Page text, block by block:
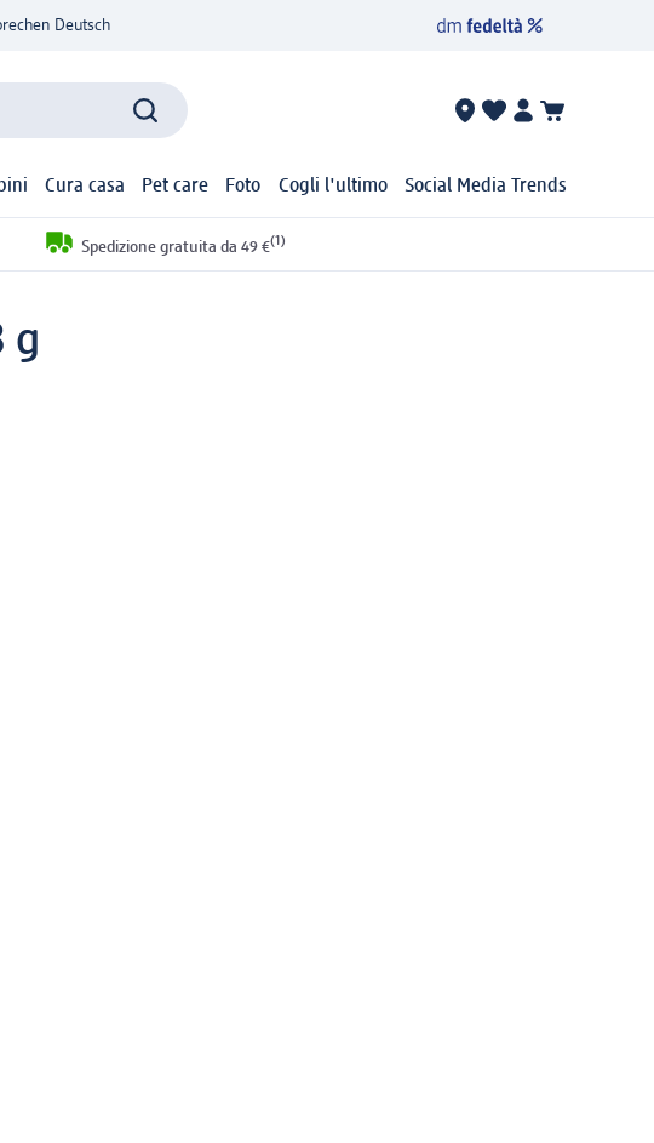
Deutsch
Cura casa Pet care Foto Cogli l'ultimo Social Media Trends
Spedizione gratuita da 49 €(1)
g